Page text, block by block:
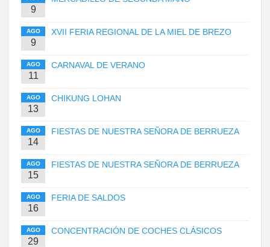
9
AGO
9
XVII FERIA REGIONAL DE LA MIEL DE BREZO
AGO
11
CARNAVAL DE VERANO
AGO
13
CHIKUNG LOHAN
AGO
14
FIESTAS DE NUESTRA SEÑORA DE BERRUEZA
AGO
15
FIESTAS DE NUESTRA SEÑORA DE BERRUEZA
AGO
16
FERIA DE SALDOS
AGO
29
CONCENTRACIÓN DE COCHES CLÁSICOS